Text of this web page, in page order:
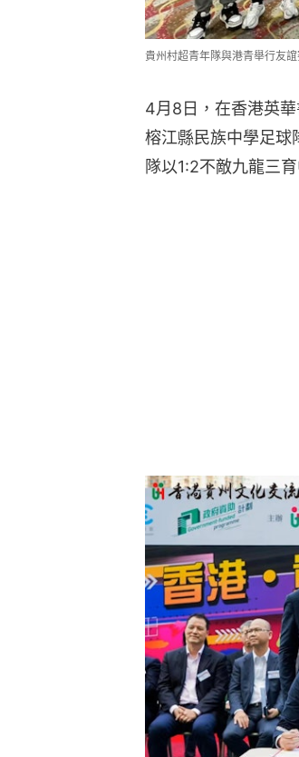
貴州村超青年隊與港青舉行友
4月8日，在香港英
榕江縣民族中學足球
隊以1:2不敵九龍三